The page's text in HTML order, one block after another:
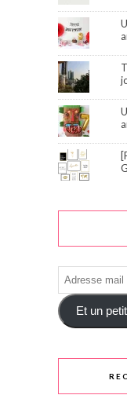
Adresse
mail
Et un